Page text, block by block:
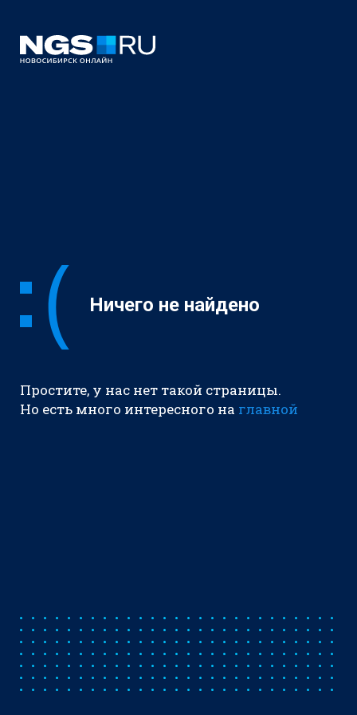
Ничего не найдено
Простите, у нас нет такой страницы.
Но есть много интересного на главной